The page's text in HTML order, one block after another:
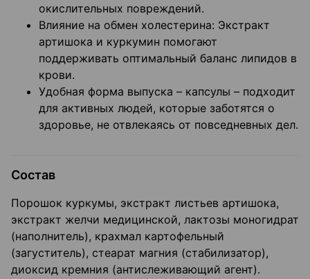
окислительных повреждений.
Влияние на обмен холестерина: Экстракт
артишока и куркумин помогают
поддерживать оптимальный баланс липидов в
крови.
Удобная форма выпуска – капсулы – подходит
для активных людей, которые заботятся о
здоровье, не отвлекаясь от повседневных дел.
Состав
Порошок куркумы, экстракт листьев артишока,
экстракт желчи медицинской, лактозы моногидрат
(наполнитель), крахмал картофельный
(загуститель), стеарат магния (стабилизатор),
диоксид кремния (антислеживающий агент).